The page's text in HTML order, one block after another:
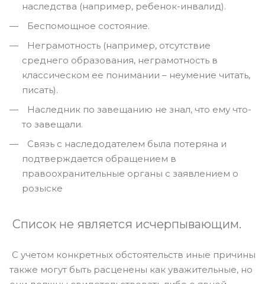
наследства (например, ребенок-инвалид).
Беспомощное состояние.
Неграмотность (например, отсутствие
среднего образования, неграмотность в
классическом ее понимании – неумение читать,
писать).
Наследник по завещанию не знал, что ему что-
то завещали.
Связь с наследодателем была потеряна и
подтверждается обращением в
правоохранительные органы с заявлением о
розыске
Список не является исчерпывающим.
С учетом конкретных обстоятельств иные причины
также могут быть расценены как уважительные, но